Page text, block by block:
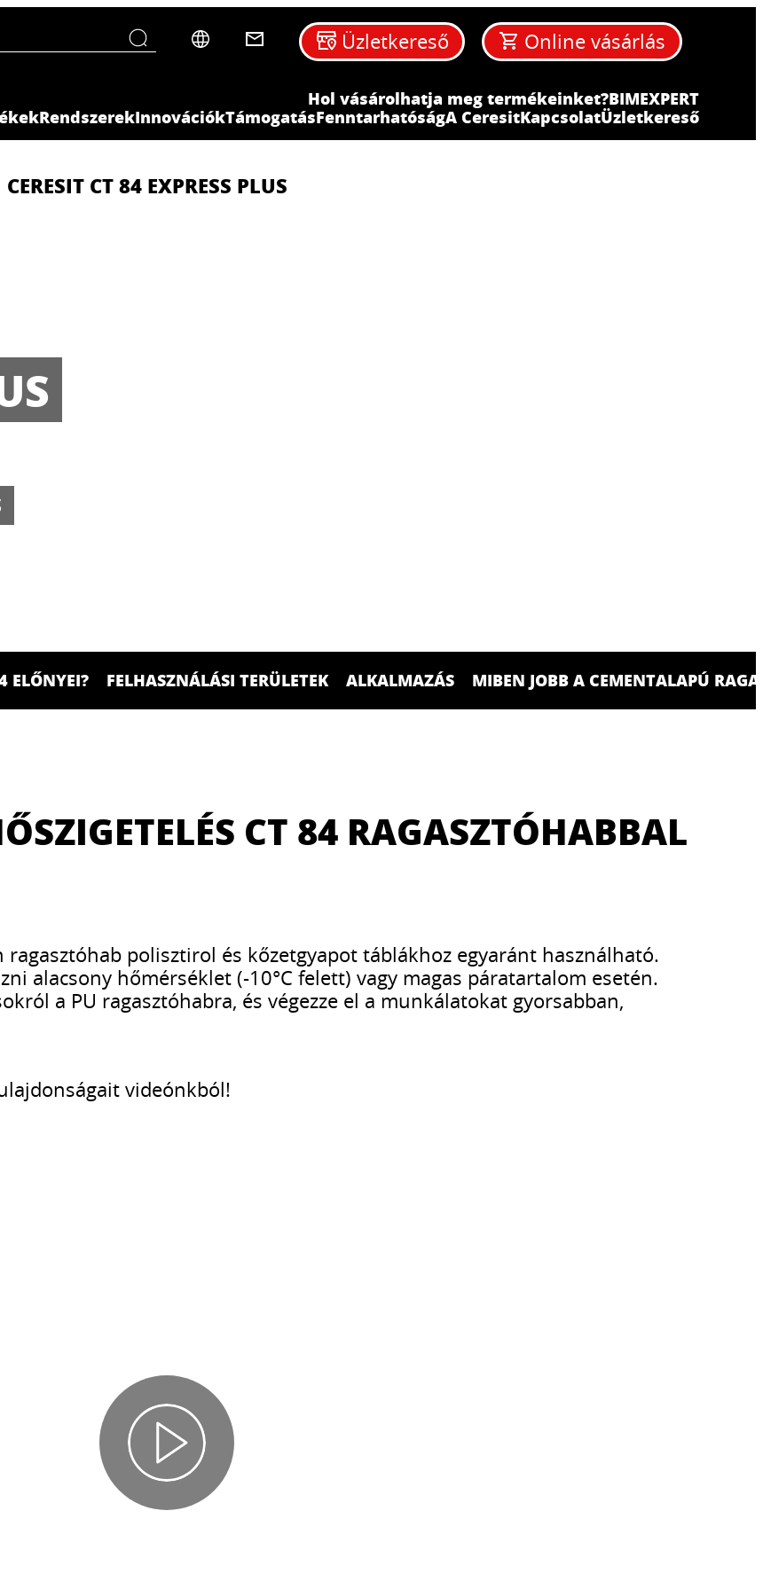
RendszerekInnovációkTámogatásFenntarhatóságA CeresitKapcsolatÜzletkereső
Hol vásárolhatja meg termékeinket?BIMEXPERT
Üzletkereső Online vásárlás
CERESIT CT 84 EXPRESS PLUS
ELŐNYEI? FELHASZNÁLÁSI TERÜLETEK ALKALMAZÁS MIBEN JOBB A CEMENTALAPÚ
CT 84 RAGASZTÓHABBAL
polisztirol és kőzetgyapot táblákhoz egyaránt használható.
alacsony hőmérséklet (-10°C felett) vagy magas páratartalom esetén.
a PU ragasztóhabra, és végezze el a munkálatokat gyorsabban,
videónkból!